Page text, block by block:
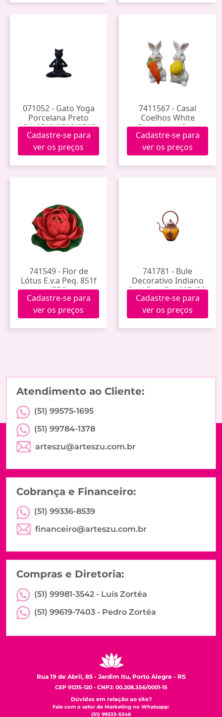
071052 - Gato Yoga
Porcelana Preto
Gdr0512/0513/0515
Cadastre-se para
ver os preços
7411567 - Casal
Coelhos White
Porcelana 13cm
Jy2380 (36)
Cadastre-se para
ver os preços
741549 - Flor de
Lótus E.v.a Peq. 851f
(576)
Cadastre-se para
ver os preços
741781 - Bule
Decorativo Indiano
Oval Peq. Bgx007 (50)
Cadastre-se para
ver os preços
Atendimento ao Cliente:
(51) 99575-1695
(51) 99784-1378
arteszu@arteszu.com.br
Cobrança e Financeiro:
(51) 99336-8539
financeiro@arteszu.com.br
Compras e Diretoria:
(51) 99981-3542 - Luís Zortéa
(51) 99619-7403 - Pedro Zortéa
Rua 19 de Abril, 85 - Jardim Itu, Porto Alegre - RS
CEP 91215-120 - CNPJ: 00.208.356/0001-15
Dúvidas em relação ao site?
Fale com o setor de Marketing no Whatsapp:
(51) 99333-5346